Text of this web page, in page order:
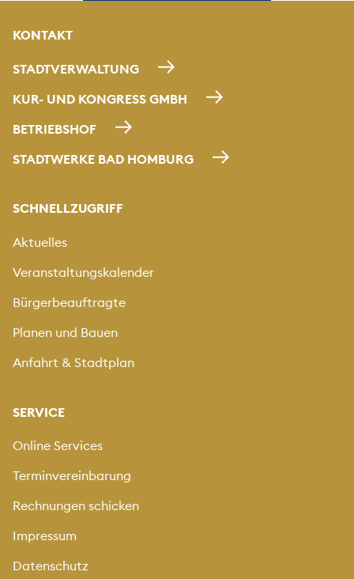
KONTAKT
STADTVERWALTUNG
KUR- UND KONGRESS GMBH
BETRIEBSHOF
STADTWERKE BAD HOMBURG
SCHNELLZUGRIFF
Aktuelles
Veranstaltungskalender
Bürgerbeauftragte
Planen und Bauen
Anfahrt & Stadtplan
SERVICE
Online Services
Terminvereinbarung
Rechnungen schicken
Impressum
Datenschutz